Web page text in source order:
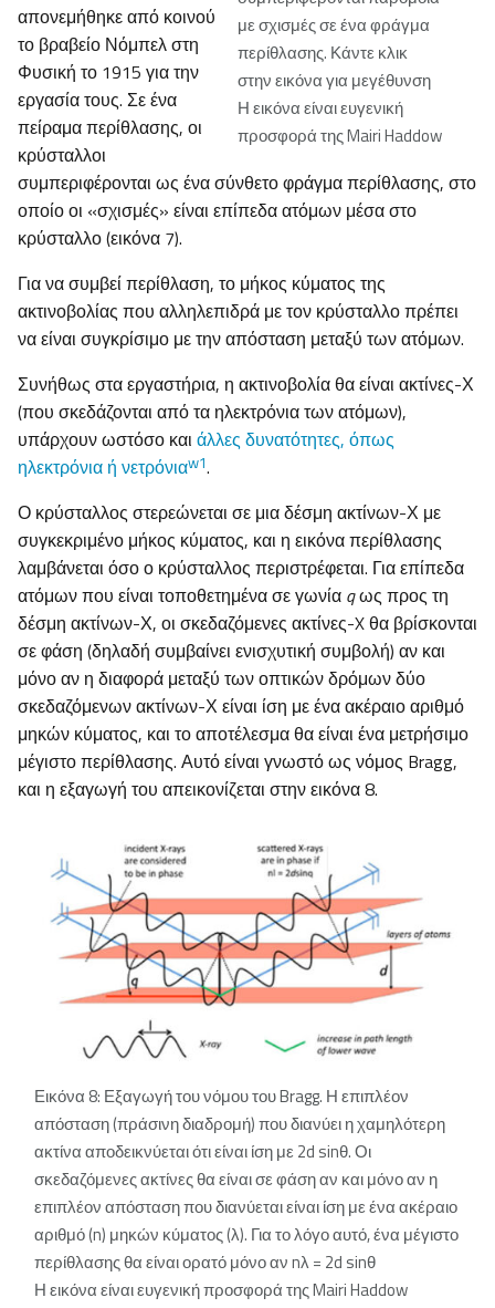
με σχισμές σε ένα φράγμα
περίθλασης. Κάντε κλικ
στην εικόνα για μεγέθυνση
Η εικόνα είναι ευγενική
προσφορά της Mairi Haddow
απονεμήθηκε από κοινού
το βραβείο Νόμπελ στη
Φυσική το 1915 για την
εργασία τους. Σε ένα
πείραμα περίθλασης, οι
κρύσταλλοι
συμπεριφέρονται ως ένα σύνθετο φράγμα περίθλασης, στο
οποίο οι «σχισμές» είναι επίπεδα ατόμων μέσα στο
κρύσταλλο (εικόνα 7).
Για να συμβεί περίθλαση, το μήκος κύματος της
ακτινοβολίας που αλληλεπιδρά με τον κρύσταλλο πρέπει
να είναι συγκρίσιμο με την απόσταση μεταξύ των ατόμων.
Συνήθως στα εργαστήρια, η ακτινοβολία θα είναι ακτίνες-Χ
(που σκεδάζονται από τα ηλεκτρόνια των ατόμων),
υπάρχουν ωστόσο και άλλες δυνατότητες, όπως
ηλεκτρόνια ή νετρόνιαw1.
Ο κρύσταλλος στερεώνεται σε μια δέσμη ακτίνων-Χ με
συγκεκριμένο μήκος κύματος, και η εικόνα περίθλασης
λαμβάνεται όσο ο κρύσταλλος περιστρέφεται. Για επίπεδα
ατόμων που είναι τοποθετημένα σε γωνία qως προς τη
δέσμη ακτίνων-Χ, οι σκεδαζόμενες ακτίνες-X θα βρίσκονται
σε φάση (δηλαδή συμβαίνει ενισχυτική συμβολή) αν και
μόνο αν η διαφορά μεταξύ των οπτικών δρόμων δύο
σκεδαζόμενων ακτίνων-Χ είναι ίση με ένα ακέραιο αριθμό
μηκών κύματος, και το αποτέλεσμα θα είναι ένα μετρήσιμο
μέγιστο περίθλασης. Αυτό είναι γνωστό ως νόμος Bragg,
και η εξαγωγή του απεικονίζεται στην εικόνα 8.
Εικόνα 8: Εξαγωγή του νόμου του Bragg. Η επιπλέον
απόσταση (πράσινη διαδρομή) που διανύει η χαμηλότερη
ακτίνα αποδεικνύεται ότι είναι ίση με 2d sinθ. Οι
σκεδαζόμενες ακτίνες θα είναι σε φάση αν και μόνο αν η
επιπλέον απόσταση που διανύεται είναι ίση με ένα ακέραιο
αριθμό (n) μηκών κύματος (λ). Για το λόγο αυτό, ένα μέγιστο
περίθλασης θα είναι ορατό μόνο αν nλ = 2d sinθ
Η εικόνα είναι ευγενική προσφορά της Mairi Haddow